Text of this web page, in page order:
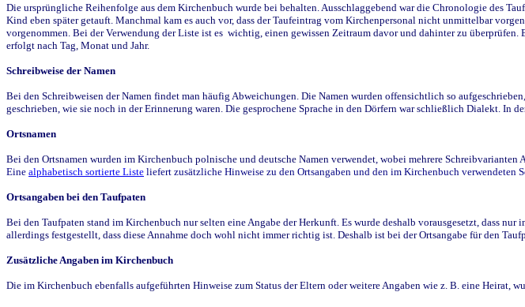
Die ursprüngliche Reihenfolge aus dem Kirchenbuch wurde bei behalten. Ausschlaggebend war die Chronologie des
Kind eben später getauft. Manchmal kam es auch vor, dass der Taufeintrag vom Kirchenpersonal nicht unmittelbar
vorgenommen. Bei der Verwendung der Liste ist es wichtig, einen gewissen Zeitraum davor und dahinter zu
erfolgt nach Tag, Monat und Jahr.
Schreibweise der Namen
Bei den Schreibweisen der Namen findet man häufig Abweichungen. Die Namen wurden offensichtlich so
geschrieben, wie sie noch in der Erinnerung waren. Die gesprochene Sprache in den Dörfern war schließlich Dialekt. In
Ortsnamen
Bei den Ortsnamen wurden im Kirchenbuch polnische und deutsche Namen verwendet, wobei mehrere
Eine alphabetisch sortierte Liste liefert zusätzliche Hinweise zu den Ortsangaben und den im Kirchenbuch verwendeten
Ortsangaben bei den Taufpaten
Bei den Taufpaten stand im Kirchenbuch nur selten eine Angabe der Herkunft. Es wurde deshalb vorausgesetzt, dass
allerdings festgestellt, dass diese Annahme doch wohl nicht immer richtig ist. Deshalb ist bei der Ortsangabe für den
Zusätzliche Angaben im Kirchenbuch
Die im Kirchenbuch ebenfalls aufgeführten Hinweise zum Status der Eltern oder weitere Angaben wie z. B. eine Heirat,